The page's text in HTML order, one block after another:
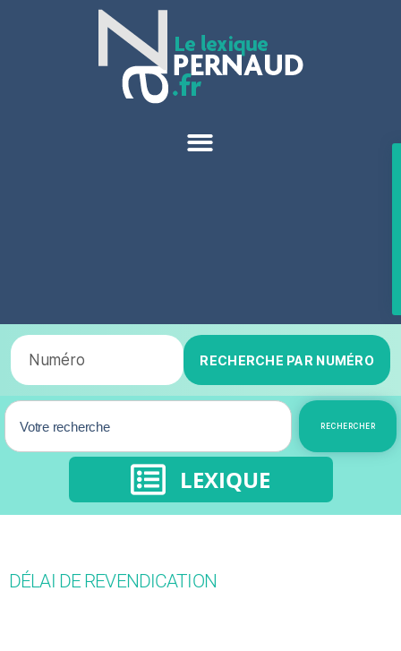
RECHERCHE PAR NUMÉRO
RECHERCHER
LEXIQUE
DÉLAI DE REVENDICATION